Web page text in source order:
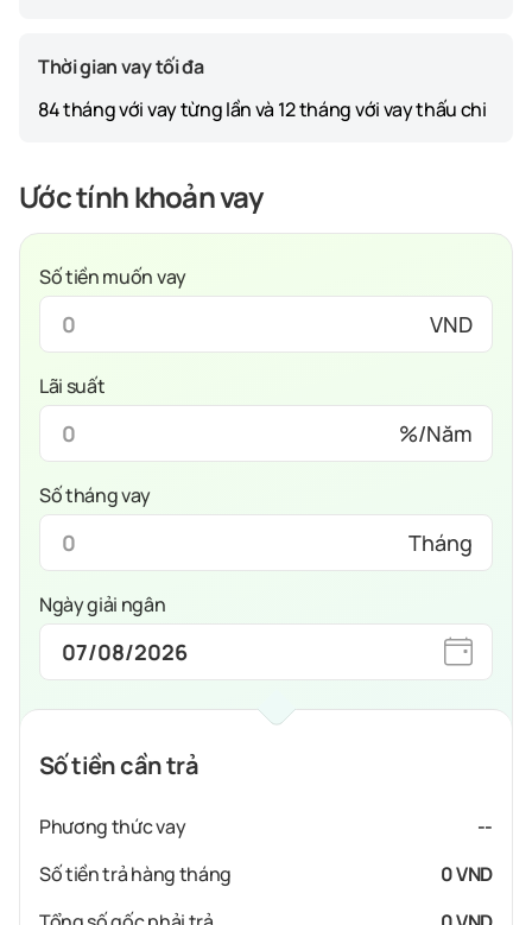
Thời gian vay tối đa
84 tháng với vay từng lần và 12 tháng với vay thấu chi
Ước tính khoản vay
Số tiền muốn vay
VND
Lãi suất
%/Năm
Số tháng vay
Tháng
Ngày giải ngân
Số tiền cần trả
Phương thức vay
--
Số tiền trả hàng tháng
0 VND